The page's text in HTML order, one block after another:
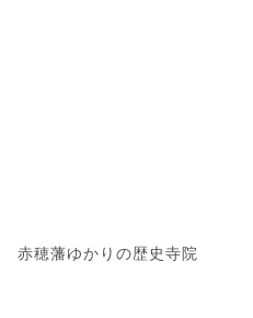
赤穂藩ゆかりの歴史寺院